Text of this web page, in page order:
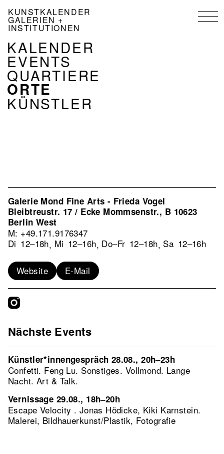
zum
Inhalt
KUNSTKALENDER
GALERIEN +
INSTITUTIONEN
NAVIGATION
KALENDER
DE
KALENDER
EVENTS
QUARTIERE
ORTE
KÜNSTLER
Nächste Events
Künstler*innengespräch 28.08., 20h–23h
Confetti. Feng Lu. Sonstiges. Vollmond. Lange
Nacht. Art & Talk.
Vernissage 29.08., 18h–20h
Escape Velocity . Jonas Hödicke, Kiki Karnstein.
Malerei, Bildhauerkunst/Plastik, Fotografie
Galerie Mond Fine Arts - Frieda Vogel
Bleibtreustr. 17 / Ecke Mommsenstr., B 10623
Berlin West
M: +49.171.9176347
Di 12–18h, Mi 12–16h, Do–Fr 12–18h, Sa 12–16h
Website E-Mail